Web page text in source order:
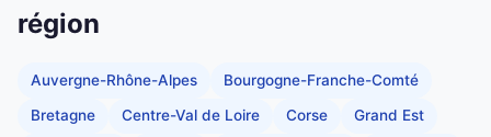
région
Auvergne-Rhône-Alpes Bourgogne-Franche-Comté
Bretagne Centre-Val de Loire Corse Grand Est